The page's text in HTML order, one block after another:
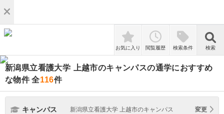
検索
お気に入り 閲覧履歴 検索条件 検索
新潟県立看護大学 上越市のキャンパスの通学におすすめ
な物件 全116件
キャンパス 新潟県立看護大学 上越市のキャンパス 変更